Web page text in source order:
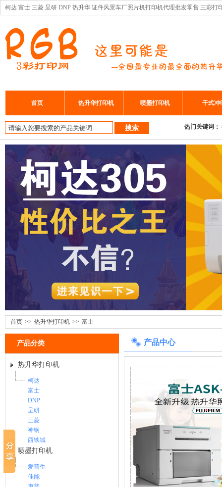
柯达 富士 三菱 呈研 DNP 热升华 证件风景车厂照片机打印机代理批发零售 三彩打
首页 热升华打印机 喷墨打印机 干式冲
搜索 热门关键词：
首页 >> 热升华打印机 >> 富士
产品分类
热升华打印机
柯达
富士
DNP
呈研
三菱
神钢
西铁城
喷墨打印机
爱普生
佳能
产品中心